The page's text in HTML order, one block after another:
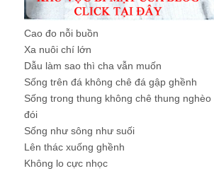
Cao đo nỗi buồn
Xa nuôi chí lớn
Dẫu làm sao thì cha vẫn muốn
Sống trên đá không chê đá gập ghềnh
Sống trong thung không chê thung nghèo
đói
Sống như sông như suối
Lên thác xuống ghềnh
Không lo cực nhọc